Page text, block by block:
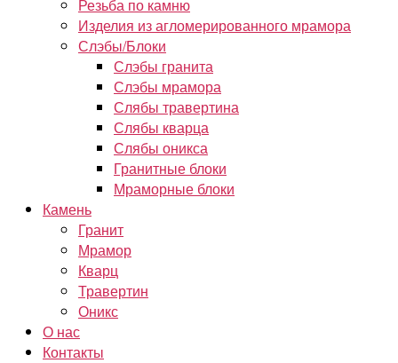
Резьба по камню
Изделия из агломерированного мрамора
Слэбы/Блоки
Слэбы гранита
Слэбы мрамора
Слябы травертина
Слябы кварца
Слябы оникса
Гранитные блоки
Мраморные блоки
Камень
Гранит
Мрамор
Кварц
Травертин
Оникс
О нас
Контакты